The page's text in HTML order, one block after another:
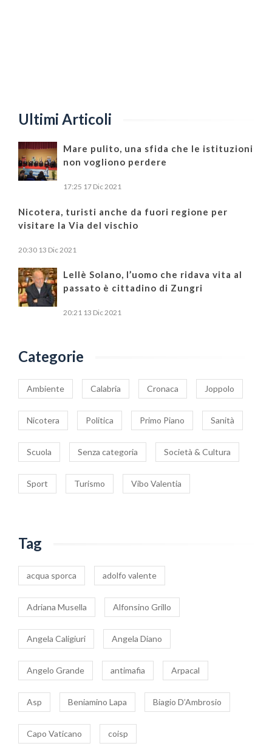
Ultimi Articoli
Mare pulito, una sfida che le istituzioni
non vogliono perdere
17:25 17 Dic 2021
Nicotera, turisti anche da fuori regione per
visitare la Via del vischio
20:30 13 Dic 2021
Lellè Solano, l’uomo che ridava vita al
passato è cittadino di Zungri
20:21 13 Dic 2021
Categorie
Ambiente Calabria Cronaca Joppolo
Nicotera Politica Primo Piano Sanità
Scuola Senza categoria Società & Cultura
Sport Turismo Vibo Valentia
Tag
acqua sporca adolfo valente
Adriana Musella Alfonsino Grillo
Angela Caligiuri Angela Diano
Angelo Grande antimafia Arpacal
Asp Beniamino Lapa Biagio D’Ambrosio
Capo Vaticano coisp